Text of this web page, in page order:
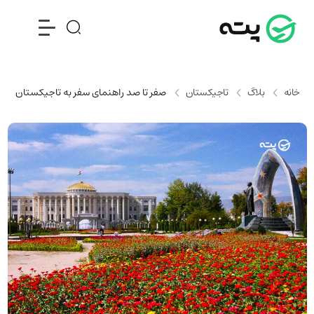
خانه بلاگ تاجیکستان صفر تا صد راهنمای سفر به تاجیکستان